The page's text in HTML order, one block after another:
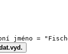
jméno =